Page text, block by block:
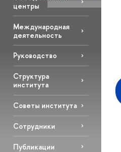
центры
Международная
деятельность
Руководство
Структура
института
Советы института
Сотрудники
Публикации